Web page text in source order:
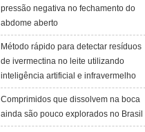
pressão negativa no fechamento do
abdome aberto
Método rápido para detectar resíduos
de ivermectina no leite utilizando
inteligência artificial e infravermelho
Comprimidos que dissolvem na boca
ainda são pouco explorados no Brasil